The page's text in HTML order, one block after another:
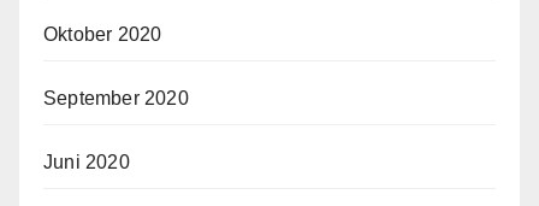
Oktober 2020
September 2020
Juni 2020